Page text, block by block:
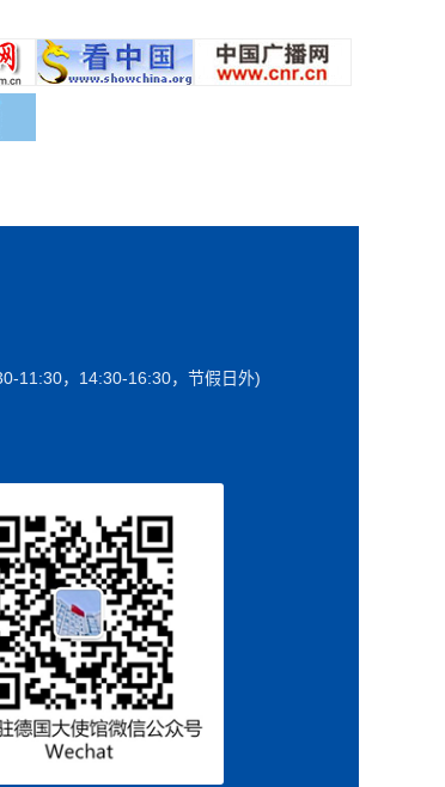
11:30，14:30-16:30，节假日外)